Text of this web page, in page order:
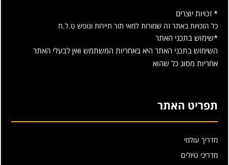
* זכויות יוצרים
כל הזכויות באתר זה שמורות למאי תור תיירות ונופש ט.ל.ח
*שימוש בתכני האתר
השימוש בתכני האתר היא באחריות המשתמש ואין לבעלי האתר
אחריות מסוג כל שהוא
תפריט האתר
מדריך עולמי
מדריכי טיולים